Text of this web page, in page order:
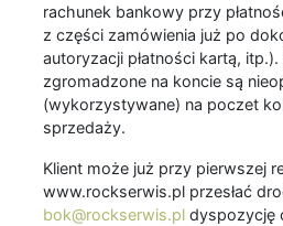
rachunek bankowy przy
z części zamówienia już po
autoryzacji płatności kartą,
zgromadzone na koncie są
(wykorzystywane) na poczet
sprzedaży.
Klient może już przy pierwszej
www.rockserwis.pl przesłać
bok@rockserwis.pl dyspozycję